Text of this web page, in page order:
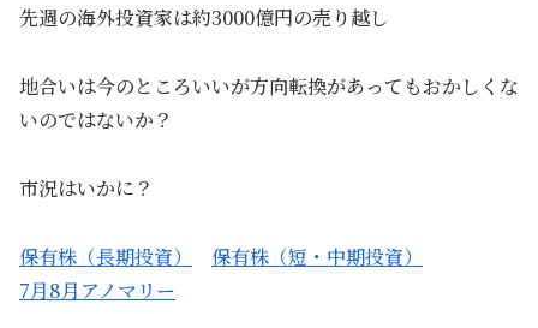
先週の海外投資家は約3000億円の売り越し
地合いは今のところいいが方向転換があってもおかしくな
いのではないか？
市況はいかに？
保有株（長期投資）
保有株（短・中期投資）
7月8月アノマリー